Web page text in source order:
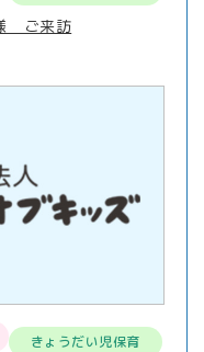
ご来訪
きょうだい児保育